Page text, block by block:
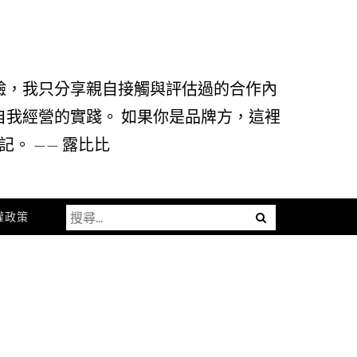
我只分享親自接觸與評估過的合作內
經營的實踐。 如果你是品牌方，這裡
。 —— 露比比
政策 Menu
搜
尋